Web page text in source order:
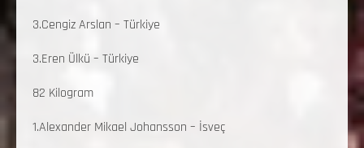
3.Cengiz Arslan – Türkiye
3.Eren Ülkü – Türkiye
82 Kilogram
1.Alexander Mikael Johansson – İsveç